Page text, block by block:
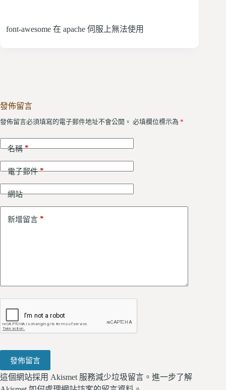
font-awesome 在 apache 伺服上無法使用
發佈留言
發佈留言必須填寫的電子郵件地址不會公開。 必填欄位標示為 *
名稱*
電子郵件*
網站
新增留言 *
發佈留言
這個網站採用 Akismet 服務減少垃圾留言。 進一步了解